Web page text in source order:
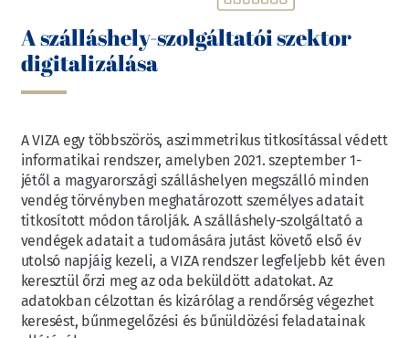
A szálláshely-szolgáltatói szektor
digitalizálása
A VIZA egy többszörös, aszimmetrikus titkosítással védett
informatikai rendszer, amelyben 2021. szeptember 1-
jétől a magyarországi szálláshelyen megszálló minden
vendég törvényben meghatározott személyes adatait
titkosított módon tárolják. A szálláshely-szolgáltató a
vendégek adatait a tudomására jutást követő első év
utolsó napjáig kezeli, a VIZA rendszer legfeljebb két éven
keresztül őrzi meg az oda beküldött adatokat. Az
adatokban célzottan és kizárólag a rendőrség végezhet
keresést, bűnmegelőzési és bűnüldözési feladatainak